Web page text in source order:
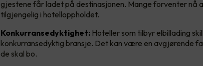
gjestene får ladet på destinasjonen. Mange forventer nå
tilgjengelig i hotelloppholdet.
Konkurransedyktighet: Hoteller som tilbyr elbillading
konkurransedyktig bransje. Det kan være en avgjørende
de skal bo.